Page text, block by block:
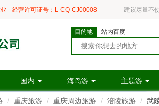
经营许可证号：L-CQ-CJ00008 建议尽量不
目的地 站内百度
国内 海岛游 主题游
重庆旅游 重庆周边旅游 涪陵旅游 武